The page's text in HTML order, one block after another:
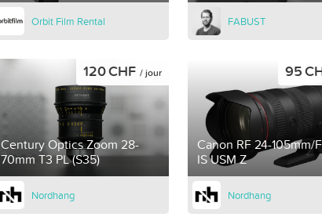
Orbit Film Rental FABUST
Century Optics Zoom 28-
70mm T3 PL (S35)
120 CHF / jour
Nordhang
Canon RF 24-105mm/
IS USM Z
95
Nordhang